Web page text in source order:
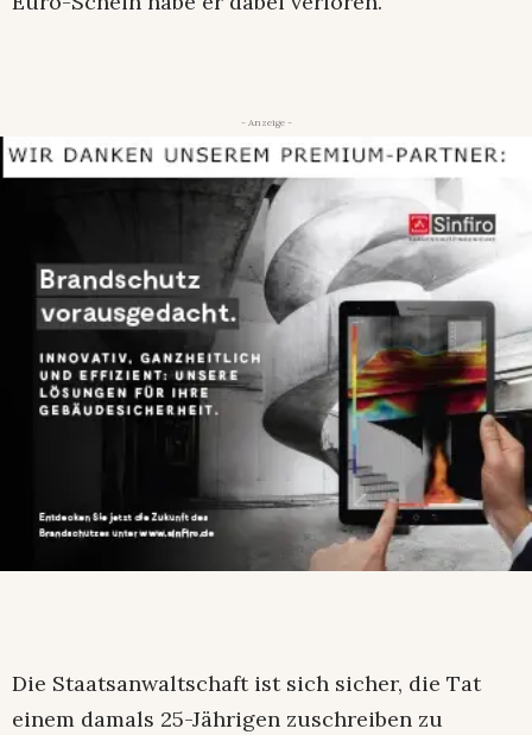
- Anzeige -
Die Staatsanwaltschaft ist sich sicher, die Tat
einem damals 25-Jährigen zuschreiben zu